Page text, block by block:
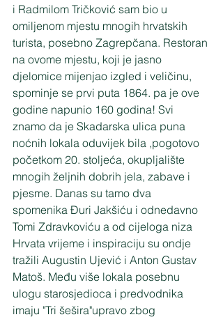
i Radmilom Tričković sam bio u
omiljenom mjestu mnogih hrvatskih
turista, posebno Zagrepčana. Restoran
na ovome mjestu, koji je jasno
djelomice mijenjao izgled i veličinu,
spominje se prvi puta 1864. pa je ove
godine napunio 160 godina! Svi
znamo da je Skadarska ulica puna
noćnih lokala oduvijek bila ,pogotovo
početkom 20. stoljeća, okupljalište
mnogih željnih dobrih jela, zabave i
pjesme. Danas su tamo dva
spomenika Đuri Jakšiću i odnedavno
Tomi Zdravkoviću a od cijeloga niza
Hrvata vrijeme i inspiraciju su ondje
tražili Augustin Ujević i Anton Gustav
Matoš. Među više lokala posebnu
ulogu starosjedioca i predvodnika
imaju "Tri šešira"upravo zbog